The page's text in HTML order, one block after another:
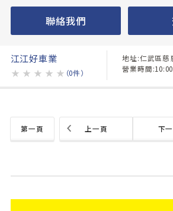
聯絡我們
江江好車業
★ ★ ★ ★ ★ （0件）
地址:仁武區慈
營業時間
第一頁 上一頁 下